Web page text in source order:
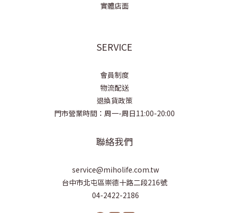
實體店面
SERVICE
會員制度
物流配送
退換貨政策
門市營業時間：周一-周日11:00-20:00
聯絡我們
service@miholife.com.tw
台中市北屯區崇德十路二段216號
04-2422-2186